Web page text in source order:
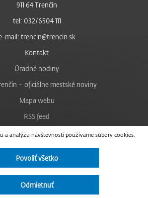
a analýzu návštevnosti používame súbory cookies.
Povoliť všetko
Odmietnuť
911 64 Trenčín
tel: 032/6504 111
mail: trencin@trencin.sk
Kontakt
Úradné hodiny
– oficiálne mestské noviny
Mapa webu
RSS feed
Nastavenie cookies
Facebook
Instagram
o prístupnosti